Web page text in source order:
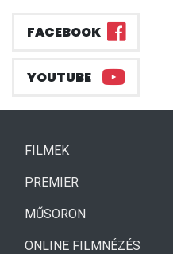
FACEBOOK
YOUTUBE
FILMEK(CURRENT)
PREMIER
MŰSORON
ONLINE FILMNÉZÉS